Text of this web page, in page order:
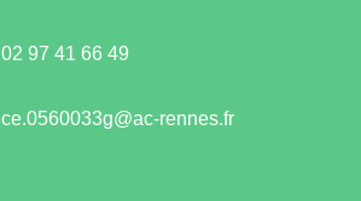
02 97 41 66 49
ce.0560033g@ac-rennes.fr